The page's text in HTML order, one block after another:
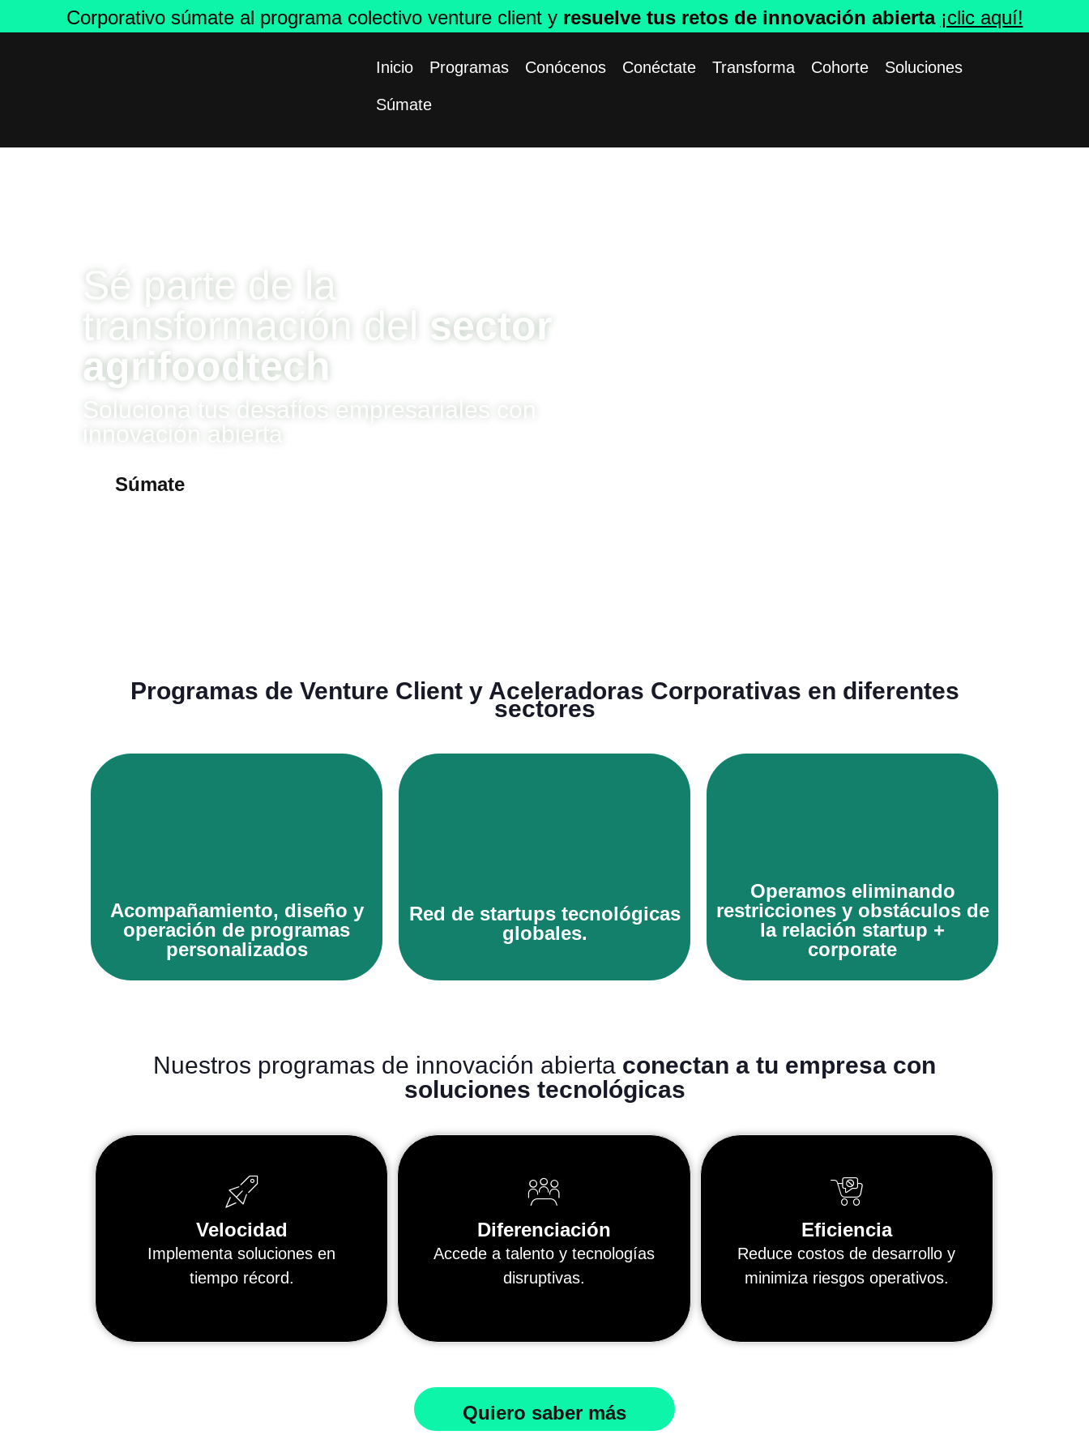
Corporativo súmate al programa colectivo venture client y resuelve tus retos de innovación abierta ¡clic aquí!
Inicio Programas Conócenos Conéctate Transforma Cohorte Soluciones
Súmate
Sé parte de la
transformación del sector
agrifoodtech
Soluciona tus desafíos empresariales con
innovación abierta
Súmate
Programas de Venture Client y Aceleradoras Corporativas en diferentes
sectores
Acompañamiento, diseño y
operación de programas
personalizados
Red de startups tecnológicas
globales.
Operamos eliminando
restricciones y obstáculos de
la relación startup +
corporate
Nuestros programas de innovación abierta conectan a tu empresa con
soluciones tecnológicas
Velocidad
Implementa soluciones en
tiempo récord.
Diferenciación
Accede a talento y tecnologías
disruptivas.
Eficiencia
Reduce costos de desarrollo y
minimiza riesgos operativos.
Quiero saber más